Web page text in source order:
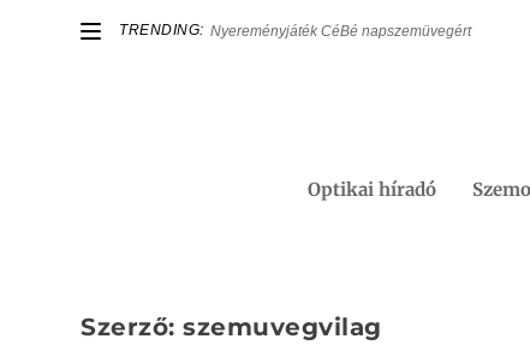
TRENDING: Nyereményjáték CéBé napszemüvegért
Optikai híradó
Szerző:szemuvegvilag